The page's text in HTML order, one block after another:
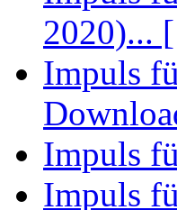
2020)...
Impuls
Impuls
Impuls